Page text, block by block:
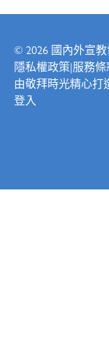
© 2026 國內外宣
隱私權政策|服務條
由敬拜時光精心打
登入